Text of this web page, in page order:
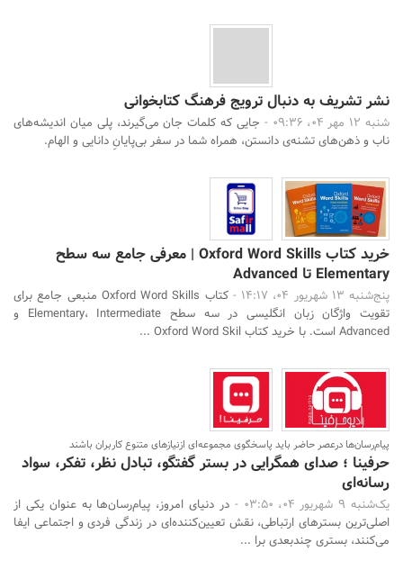
نشر تشریف به دنبال ترویج فرهنگ کتابخوانی
شنبه 12 مهر 04، 09:36 -
جایی که کلمات جان می‌گیرند، پلی میان اندیشه‌های
ناب و ذهن‌های تشنه‌ی دانستن، همراه شما در سفر بی‌پایانِ دانایی و الهام.
خرید کتاب Oxford Word Skills | معرفی جامع سه سطح
Elementary تا Advanced
پنج‌شنبه 13 شهریور 04، 14:17 -
کتاب Oxford Word Skills منبعی جامع برای
تقویت واژگان زبان انگلیسی در سه سطح Elementary، Intermediate و
Advanced است. با خرید کتاب Oxford Word Skil ...
پیام‌رسان‌ها درعصر حاضر باید پاسخگوی مجموعه‌ای ازنیازهای متنوع کاربران باشند
حرفینا ؛ صدای همگرایی در بستر گفتگو، تبادل نظر، تفکر، سواد
رسانه‌ای
یک‌شنبه 9 شهریور 04، 03:50 -
در دنیای امروز، پیام‌رسان‌ها به عنوان یکی از
اصلی‌ترین بسترهای ارتباطی، نقش تعیین‌کننده‌ای در زندگی فردی و اجتماعی ایفا
می‌کنند، بستری چندبعدی برا ...